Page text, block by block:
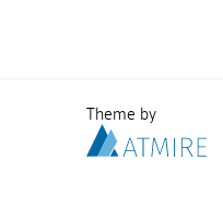
Theme by